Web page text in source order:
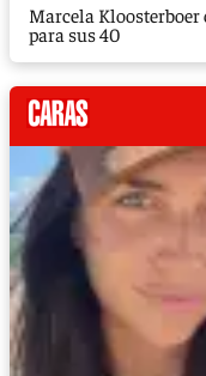
Marcela
para sus 40